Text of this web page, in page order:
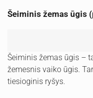
Šeiminis žemas ūgis
Šeiminis žemas ūgis –
žemesnis vaiko ūgis.
tiesioginis ryšys.